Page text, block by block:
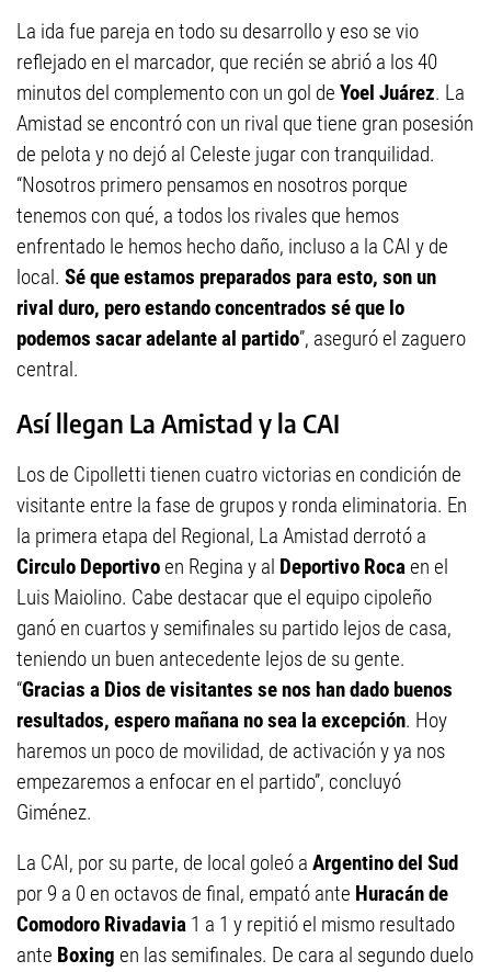
La ida fue pareja en todo su desarrollo y eso se vio
reflejado en el marcador, que recién se abrió a los 40
minutos del complemento con un gol de Yoel Juárez. La
Amistad se encontró con un rival que tiene gran posesión
de pelota y no dejó al Celeste jugar con tranquilidad.
“Nosotros primero pensamos en nosotros porque
tenemos con qué, a todos los rivales que hemos
enfrentado le hemos hecho daño, incluso a la CAI y de
local. Sé que estamos preparados para esto, son un
rival duro, pero estando concentrados sé que lo
podemos sacar adelante al partido”, aseguró el zaguero
central.
Así llegan La Amistad y la CAI
Los de Cipolletti tienen cuatro victorias en condición de
visitante entre la fase de grupos y ronda eliminatoria. En
la primera etapa del Regional, La Amistad derrotó a
Circulo Deportivoen Regina y al Deportivo Rocaen el
Luis Maiolino. Cabe destacar que el equipo cipoleño
ganó en cuartos y semifinales su partido lejos de casa,
teniendo un buen antecedente lejos de su gente.
“Gracias a Dios de visitantes se nos han dado buenos
resultados, espero mañana no sea la excepción. Hoy
haremos un poco de movilidad, de activación y ya nos
empezaremos a enfocar en el partido”, concluyó
Giménez.
La CAI, por su parte, de local goleó a Argentino del Sud
por 9 a 0 en octavos de final, empató ante Huracán de
Comodoro Rivadavia 1 a 1 y repitió el mismo resultado
ante Boxing en las semifinales. De cara al segundo duelo